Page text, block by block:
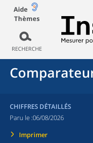
Aide
Thèmes
RECHERCHE
CHIFFRES DÉTAILLÉS
Paru le :06/08/2026
Imprimer